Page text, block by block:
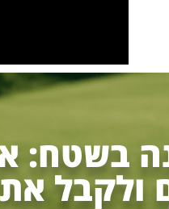
בשטח:
ולקבל